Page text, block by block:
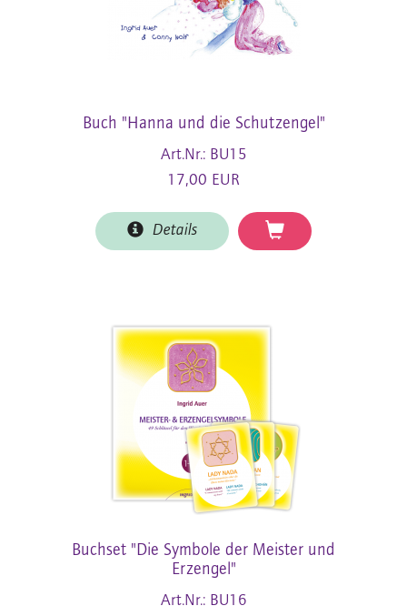
Buch "Hanna und die Schutzengel"
Art.Nr.: BU15
17,00 EUR
Details
Buchset "Die Symbole der Meister und
Erzengel"
Art.Nr.: BU16